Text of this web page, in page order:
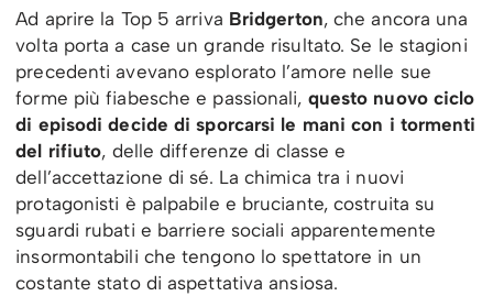
Ad aprire la Top 5 arriva Bridgerton, che ancora una
volta porta a case un grande risultato. Se le stagioni
precedenti avevano esplorato l’amore nelle sue
forme più fiabesche e passionali, questo nuovo ciclo
di episodi decide di sporcarsi le mani con i tormenti
del rifiuto, delle differenze di classe e
dell’accettazione di sé. La chimica tra i nuovi
protagonisti è palpabile e bruciante, costruita su
sguardi rubati e barriere sociali apparentemente
insormontabili che tengono lo spettatore in un
costante stato di aspettativa ansiosa.